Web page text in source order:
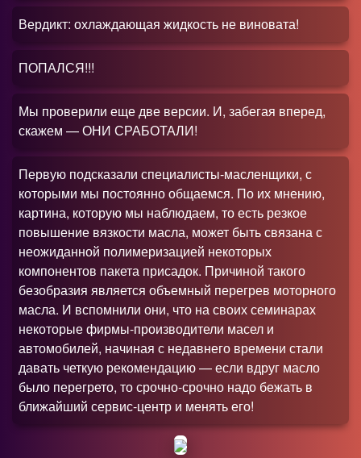
Вердикт: охлаждающая жидкость не виновата!
ПОПАЛСЯ!!!
Мы проверили еще две версии. И, забегая вперед,
скажем — ОНИ СРАБОТАЛИ!
Первую подсказали специалисты-масленщики, с
которыми мы постоянно общаемся. По их мнению,
картина, которую мы наблюдаем, то есть резкое
повышение вязкости масла, может быть связана с
неожиданной полимеризацией некоторых
компонентов пакета присадок. Причиной такого
безобразия является объемный перегрев моторного
масла. И вспомнили они, что на своих семинарах
некоторые фирмы-производители масел и
автомобилей, начиная с недавнего времени стали
давать четкую рекомендацию — если вдруг масло
было перегрето, то срочно-срочно надо бежать в
ближайший сервис-центр и менять его!